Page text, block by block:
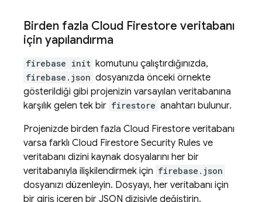
Birden fazla Cloud Firestore veritabanı
için yapılandırma
firebase init komutunu çalıştırdığınızda,
firebase.json dosyanızda önceki örnekte
gösterildiği gibi projenizin varsayılan veritabanına
karşılık gelen tek bir firestore anahtarı bulunur.
Projenizde birden fazla Cloud Firestore veritabanı
varsa farklı Cloud Firestore Security Rules ve
veritabanı dizini kaynak dosyalarını her bir
veritabanıyla ilişkilendirmek için firebase.json
dosyanızı düzenleyin. Dosyayı, her veritabanı için
bir giriş içeren bir JSON dizisiyle değiştirin.